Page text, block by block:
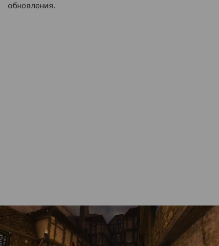
обновления.